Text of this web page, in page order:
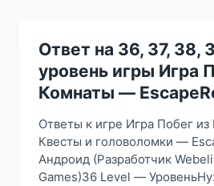
45
УРОВЕНЬ
ИГРЫ
ИГРА
ПОБЕГ
КОМНАТЫ
—
ESCAPEROOM
Ответ на 36, 37, 38,
уровень игры Игра
Комнаты —
Ответы к игре Игра Побег
Квесты и головоломки —
Андроид (Разработчик
Games)36 Level —